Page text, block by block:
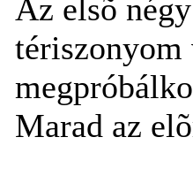
Az elsõ
tériszonyom
Marad az